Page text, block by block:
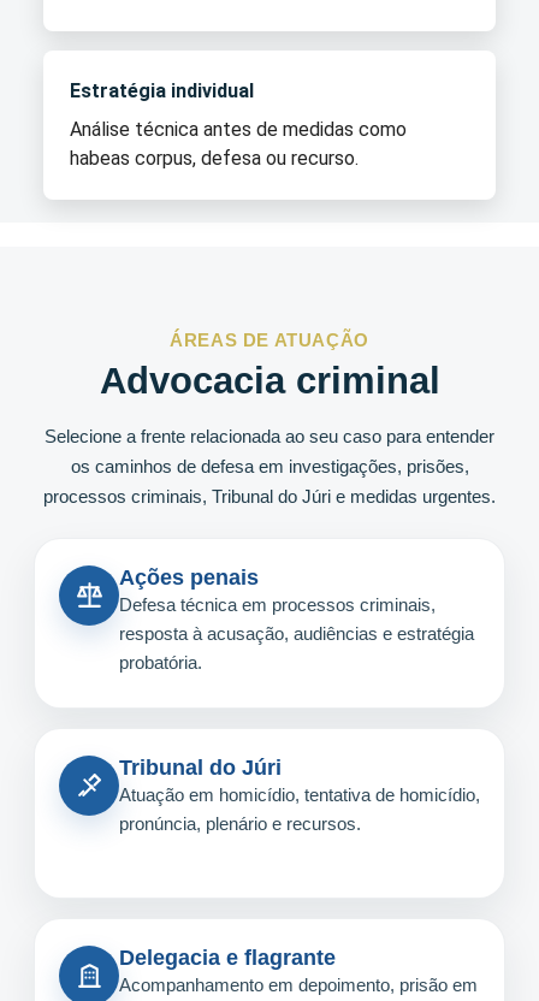
Estratégia individual
Análise técnica antes de medidas como
habeas corpus, defesa ou recurso.
ÁREAS DE ATUAÇÃO
Advocacia criminal
Selecione a frente relacionada ao seu caso para entender
os caminhos de defesa em investigações, prisões,
processos criminais, Tribunal do Júri e medidas urgentes.
Ações penais
Defesa técnica em processos criminais,
resposta à acusação, audiências e estratégia
probatória.
Tribunal do Júri
Atuação em homicídio, tentativa de homicídio,
pronúncia, plenário e recursos.
Delegacia e flagrante
Acompanhamento em depoimento, prisão em